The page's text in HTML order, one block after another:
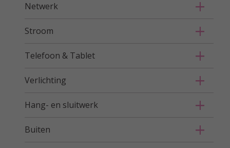
Netwerk
Stroom
Telefoon & Tablet
Verlichting
Hang- en sluitwerk
Buiten